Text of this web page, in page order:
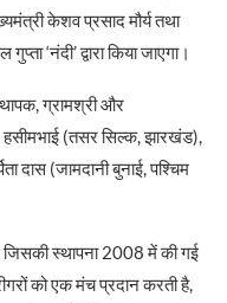
केशव प्रसाद मौर्य तथा
‘नंदी’ द्वारा किया जाएगा।
ग्रामश्री और
हसीमभाई (तसर सिल्क, झारखंड),
दास (जामदानी बुनाई, पश्चिम
स्थापना 2008 में की गई
को एक मंच प्रदान करती है,